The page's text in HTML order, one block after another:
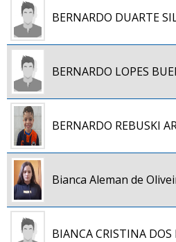
BERNARDO DUARTE
BERNARDO LOPES
BERNARDO REBUSKI
Bianca Aleman de
BIANCA CRISTINA DOS